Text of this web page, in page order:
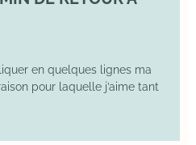
en quelques lignes ma
pour laquelle j’aime tant